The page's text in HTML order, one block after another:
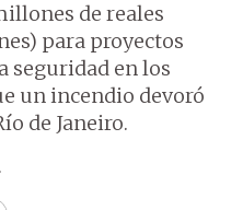
de reales
para proyectos
seguridad en los
un incendio devoró
de Janeiro.